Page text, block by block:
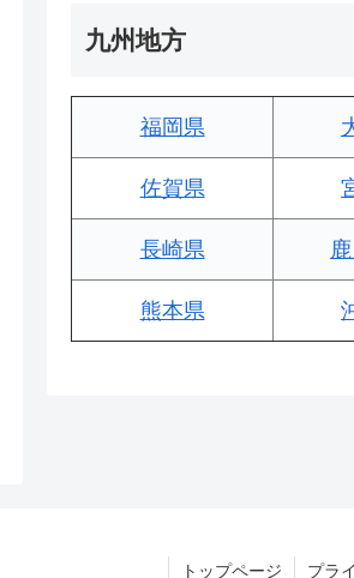
九州地方
福岡県
佐賀県
長崎県
熊本県
トップページ プラ